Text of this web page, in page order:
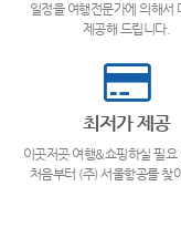
일정을 여행전문가에 의해서
제공해 드립니다.
최저가 제공
이곳저곳 여행&쇼핑하실 필요
처음부터 (주) 서울항공를 찾